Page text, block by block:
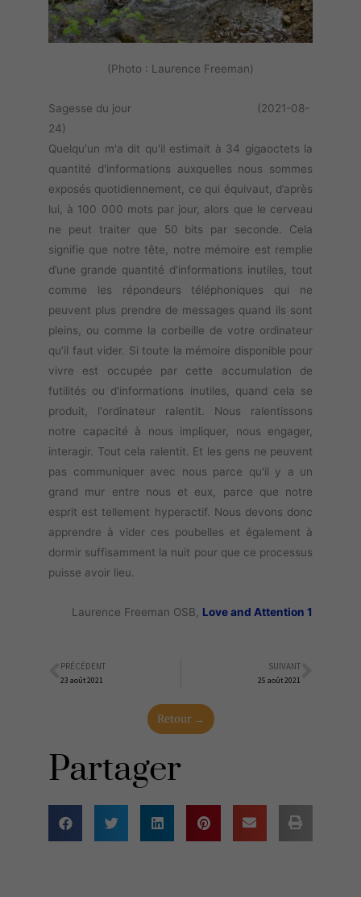
(Photo : Laurence Freeman)
Sagesse du jour (2021-08-
24)
Quelqu'un m'a dit qu'il estimait à 34 gigaoctets la
quantité d'informations auxquelles nous sommes
exposés quotidiennement, ce qui équivaut, d’après
lui, à 100 000 mots par jour, alors que le cerveau
ne peut traiter que 50 bits par seconde. Cela
signifie que notre tête, notre mémoire est remplie
d’une grande quantité d'informations inutiles, tout
comme les répondeurs téléphoniques qui ne
peuvent plus prendre de messages quand ils sont
pleins, ou comme la corbeille de votre ordinateur
qu’il faut vider. Si toute la mémoire disponible pour
vivre est occupée par cette accumulation de
futilités ou d'informations inutiles, quand cela se
produit, l'ordinateur ralentit. Nous ralentissons
notre capacité à nous impliquer, nous engager,
interagir. Tout cela ralentit. Et les gens ne peuvent
pas communiquer avec nous parce qu'il y a un
grand mur entre nous et eux, parce que notre
esprit est tellement hyperactif. Nous devons donc
apprendre à vider ces poubelles et également à
dormir suffisamment la nuit pour que ce processus
puisse avoir lieu.
Laurence Freeman OSB, Love and Attention 1
Précédent
PRÉCÉDENT
23 août 2021
SUIVANT
25 août 2021
Retour →
Partager